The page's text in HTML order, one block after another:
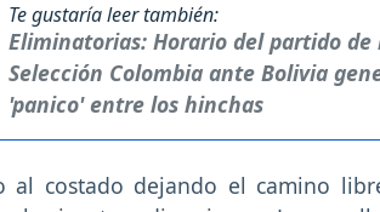
Te gustaría leer también:
Eliminatorias: Horario del partido de
Selección Colombia ante Bolivia
'panico' entre los hinchas
costado dejando el camino